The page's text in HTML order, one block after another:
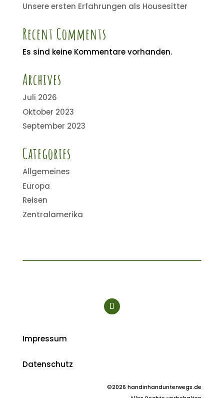
Unsere ersten Erfahrungen als Housesitter
Recent Comments
Es sind keine Kommentare vorhanden.
Archives
Juli 2026
Oktober 2023
September 2023
Categories
Allgemeines
Europa
Reisen
Zentralamerika
Impressum
Datenschutz
©2026 handinhandunterwegs.de